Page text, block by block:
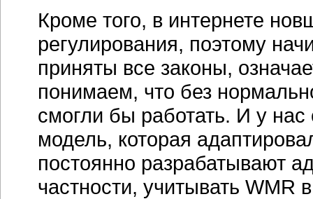
Кроме того, в интернете
регулирования, поэтому
приняты все законы,
понимаем, что без
смогли бы работать. И у
модель, которая
постоянно разрабатывают
частности, учитывать WMR